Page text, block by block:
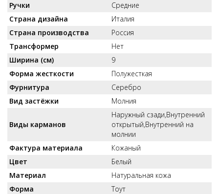
Ручки
Средние
Страна дизайна
Италия
Страна производства
Россия
Трансформер
Нет
Ширина (см)
9
Форма жесткости
Полужесткая
Фурнитура
Серебро
Вид застёжки
Молния
Виды карманов
Наружный сзади,Внутренний
открытый,Внутренний на
молнии
Фактура материала
Кожаный
Цвет
Белый
Материал
Натуральная кожа
Форма
Тоут